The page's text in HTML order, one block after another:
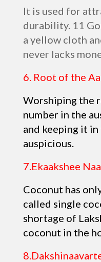
It is used for
durability. 11
a yellow cloth
never lacks
6. Root of the
Worshiping the
number in the
and keeping it
auspicious.
7.Ekaakshee
Coconut has
called single
shortage of
coconut in the